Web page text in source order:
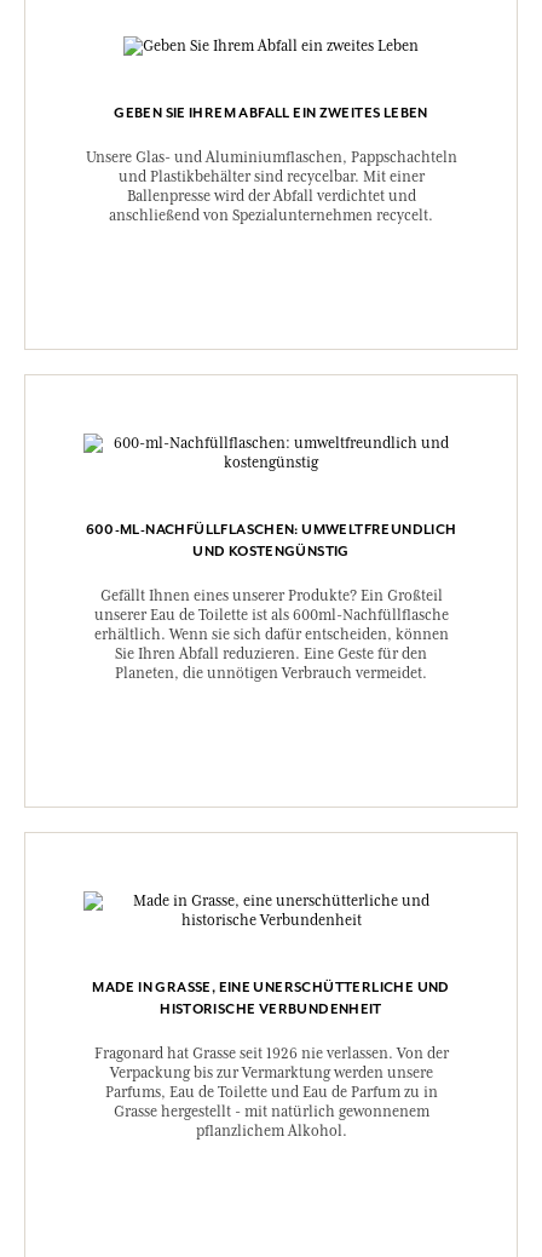
GEBEN SIE IHREM ABFALL EIN ZWEITES LEBEN
Unsere Glas- und Aluminiumflaschen, Pappschachteln
und Plastikbehälter sind recycelbar. Mit einer
Ballenpresse wird der Abfall verdichtet und
anschließend von Spezialunternehmen recycelt.
600-ML-NACHFÜLLFLASCHEN: UMWELTFREUNDLICH
UND KOSTENGÜNSTIG
Gefällt Ihnen eines unserer Produkte? Ein Großteil
unserer Eau de Toilette ist als 600ml-Nachfüllflasche
erhältlich. Wenn sie sich dafür entscheiden, können
Sie Ihren Abfall reduzieren. Eine Geste für den
Planeten, die unnötigen Verbrauch vermeidet.
MADE IN GRASSE, EINE UNERSCHÜTTERLICHE UND
HISTORISCHE VERBUNDENHEIT
Fragonard hat Grasse seit 1926 nie verlassen. Von der
Verpackung bis zur Vermarktung werden unsere
Parfums, Eau de Toilette und Eau de Parfum zu in
Grasse hergestellt - mit natürlich gewonnenem
pflanzlichem Alkohol.